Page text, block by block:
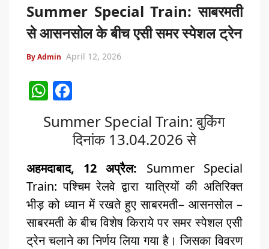
Summer Special Train: साबरमती
से आसनसोल के बीच एसी समर स्पेशल ट्रेन
By Admin April 12, 2026
W
h
at
A
p
p
c
e
b
o
o
k
Summer Special Train: बुकिंग
दिनांक 13.04.2026 से
अहमदाबाद, 12 अप्रैल: Summer Special
Train: पश्चिम रेलवे द्वारा यात्रियों की अतिरिक्त
भीड़ को ध्यान में रखते हुए साबरमती– आसनसोल –
साबरमती के बीच विशेष किराये पर समर स्पेशल एसी
ट्रेन चलाने का निर्णय लिया गया है। जिसका विवरण